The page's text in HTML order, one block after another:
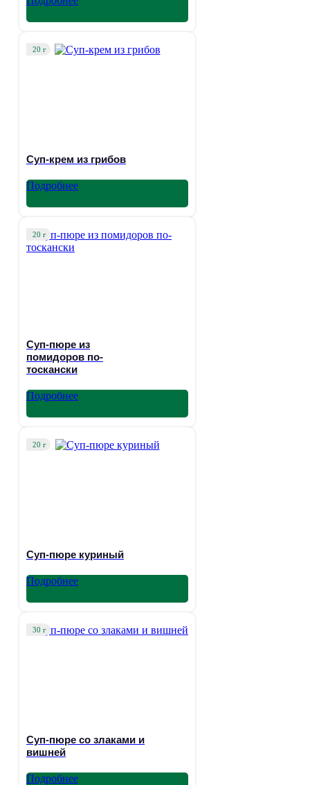
20 г
Суп-крем из грибов
Подробнее
20 г
Суп-пюре из
помидоров по-
тоскански
Подробнее
20 г
Суп-пюре куриный
Подробнее
30 г
Суп-пюре со злаками и
вишней
Подробнее